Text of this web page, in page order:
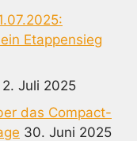
Etappensieg
2. Juli 2025
das Compact-
30. Juni 2025